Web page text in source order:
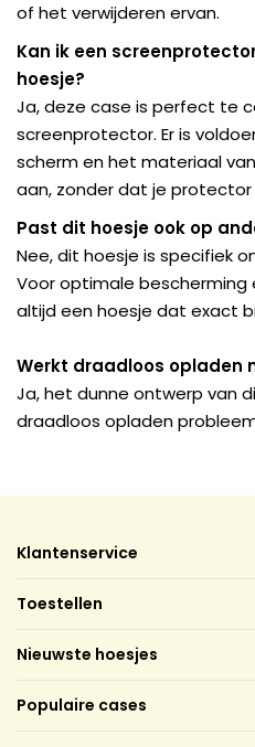
of het verwijderen ervan.
Kan ik een
hoesje?
Ja, deze case is perfect te
screenprotector. Er is
scherm en het materiaal
aan, zonder dat je protector
Past dit hoesje ook op
Nee, dit hoesje is specifiek
Voor optimale bescherming
altijd een hoesje dat exact
Werkt draadloos opladen
Ja, het dunne ontwerp van
draadloos opladen
Klantenservice
Toestellen
Nieuwste hoesjes
Populaire cases